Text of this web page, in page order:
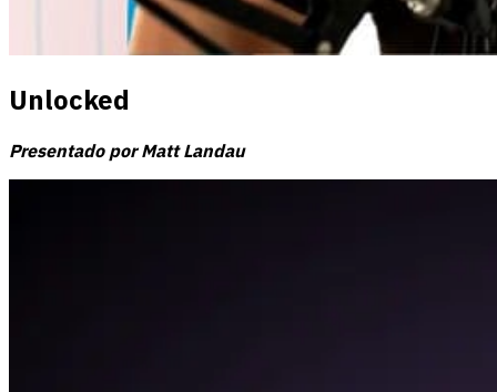
Unlocked
Presentado por Matt Landau